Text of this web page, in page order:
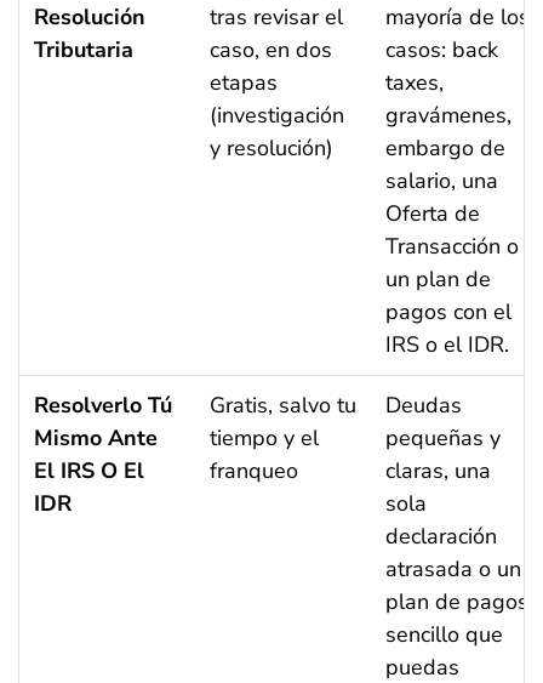
Resolución
Tributaria
tras revisar el
caso, en dos
etapas
(investigación
y resolución)
mayoría de los
casos: back
taxes,
gravámenes,
embargo de
salario, una
Oferta de
Transacción o
un plan de
pagos con el
IRS o el IDR.
Resolverlo Tú
Mismo Ante
El IRS O El
IDR
Gratis, salvo tu
tiempo y el
franqueo
Deudas
pequeñas y
claras, una
sola
declaración
atrasada o un
plan de pagos
sencillo que
puedas